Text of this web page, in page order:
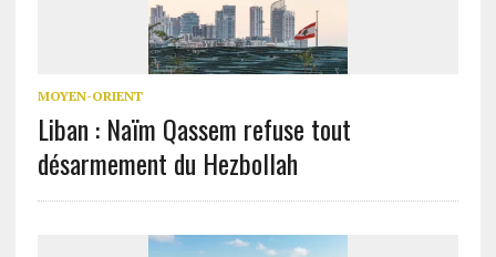
MOYEN-ORIENT
Liban : Naïm Qassem refuse tout
désarmement du Hezbollah